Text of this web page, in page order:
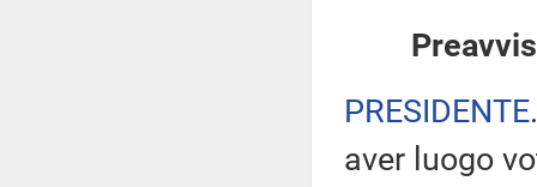
PRESIDENTE
aver luogo